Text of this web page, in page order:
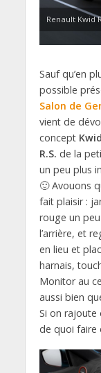
Renault Kwid
Sauf qu’en
possible
Salon de
vient de
concept
R.S. de la
un peu plus
🙂 Avouons
fait plaisir :
rouge un
l’arrière, et
en lieu et
harnais,
Monitor au
aussi bien
Si on rajoute
de quoi faire